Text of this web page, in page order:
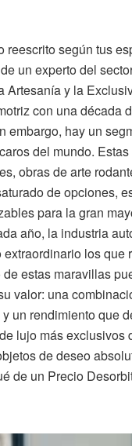
reescrito según tus
un experto del
Artesanía y la
con una década
embargo, hay un
del mundo.
obras de arte
de opciones,
para la gran
año, la industria
los
estas maravillas
valor: una
un rendimiento que
lujo más
de deseo
de un Precio